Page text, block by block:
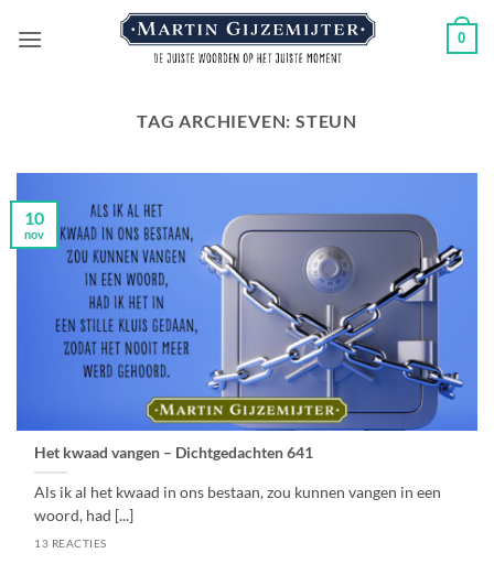
naar
0
TAG ARCHIEVEN: STEUN
Het kwaad vangen – Dichtgedachten 641
Als ik al het kwaad in ons bestaan, zou kunnen vangen in een
woord, had [...]
13 REACTIES
10
nov